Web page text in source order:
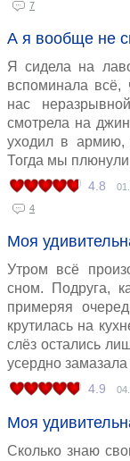
7
А я вообще не
Я сидела на
вспоминала всё,
нас
смотрела на
уходил в армию,
Тогда мы
4.8
4
Моя
Утром всё
сном. Подруга,
примеряя
крутилась на
слёз остались
усердно
4.9
Моя
Сколько знаю